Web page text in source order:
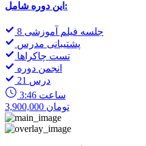
این دوره شامل:
8 جلسه فیلم آموزشی
پشتیبانی مدرس
تست چاکراها
انجمن دوره
21 درس
3:46 ساعت
3,900,000 تومان